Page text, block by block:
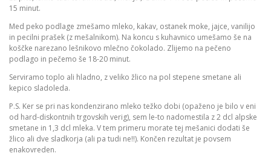
15 minut.
Med peko podlage zmešamo mleko, kakav, ostanek moke, jajce, vanilijo
in pecilni prašek (z mešalnikom). Na koncu s kuhavnico umešamo še na
koščke narezano lešnikovo mlečno čokolado. Zlijemo na pečeno
podlago in pečemo še 18-20 minut.
Serviramo toplo ali hladno, z veliko žlico na pol stepene smetane ali
kepico sladoleda.
P.S. Ker se pri nas kondenzirano mleko težko dobi (opaženo je bilo v eni
od hard-diskontnih trgovskih verig), sem le-to nadomestila z 2 dcl alpske
smetane in 1,3 dcl mleka. V tem primeru morate tej mešanici dodati še
žlico ali dve sladkorja (ali pa tudi ne!!). Končen rezultat je povsem
enakovreden.